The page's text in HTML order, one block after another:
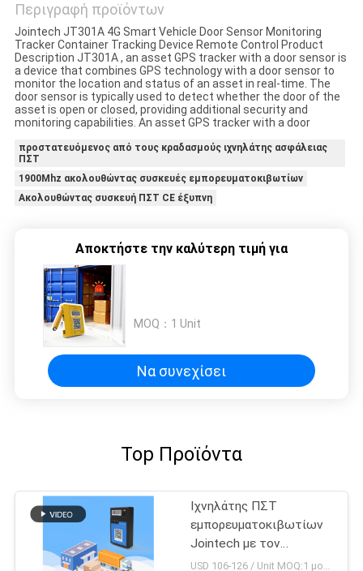
Περιγραφή προϊόντων
Jointech JT301A 4G Smart Vehicle Door Sensor Monitoring
Tracker Container Tracking Device Remote Control Product
Description JT301A , an asset GPS tracker with a door sensor is
a device that combines GPS technology with a door sensor to
monitor the location and status of an asset in real-time. The
door sensor is typically used to detect whether the door of the
asset is open or closed, providing additional security and
monitoring capabilities. An asset GPS tracker with a door
προστατευόμενος από τους κραδασμούς ιχνηλάτης ασφάλειας
ΠΣΤ
1900Mhz ακολουθώντας συσκευές εμπορευματοκιβωτίων
Ακολουθώντας συσκευή ΠΣΤ CE έξυπνη
Αποκτήστε την καλύτερη τιμή για
MOQ： 1 Unit
Να συνεχίσει
Top Προϊόντα
Ιχνηλάτης ΠΣΤ
εμπορευματοκιβωτίων
Jointech με τον
αισθητήρα θερμοκρασίαςUSD 106-126 / Unit MOQ:1 μονάδα